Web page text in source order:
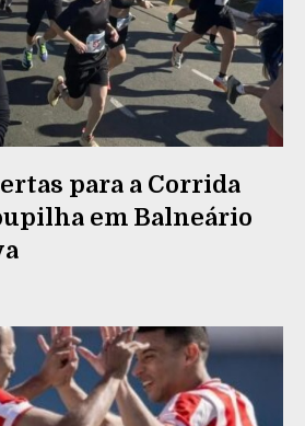
para a Corrida
em Balneário